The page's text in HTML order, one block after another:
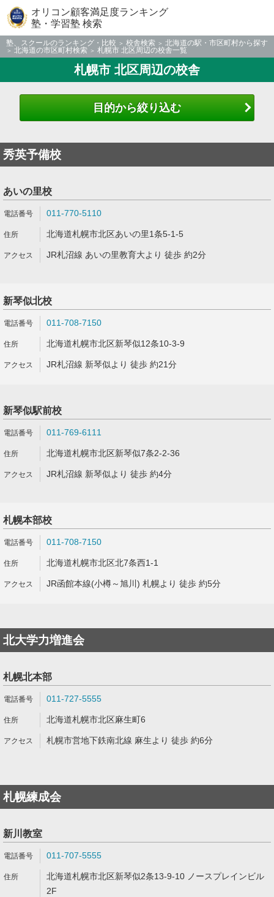
オリコン顧客満足度ランキング
塾・学習塾 検索
塾、スクールのランキング・比較 校舎検索
北海道の駅・市区町村から探す
北海道の市区町村検索
札幌市 北区周辺の校舎一覧
札幌市 北区周辺の校舎
目的から絞り込む
秀英予備校
あいの里校
011-770-5110
北海道札幌市北区あいの里1条5-1-5
JR札沼線 あいの里教育大より 徒歩 約2分
新琴似北校
011-708-7150
北海道札幌市北区新琴似12条10-3-9
JR札沼線 新琴似より 徒歩 約21分
新琴似駅前校
011-769-6111
北海道札幌市北区新琴似7条2-2-36
JR札沼線 新琴似より 徒歩 約4分
札幌本部校
011-708-7150
北海道札幌市北区北7条西1-1
JR函館本線(小樽～旭川) 札幌より 徒歩 約5分
北大学力増進会
札幌北本部
011-727-5555
北海道札幌市北区麻生町6
札幌市営地下鉄南北線 麻生より 徒歩 約6分
札幌練成会
新川教室
011-707-5555
北海道札幌市北区新琴似2条13-9-10 ノースプレインビル
2F